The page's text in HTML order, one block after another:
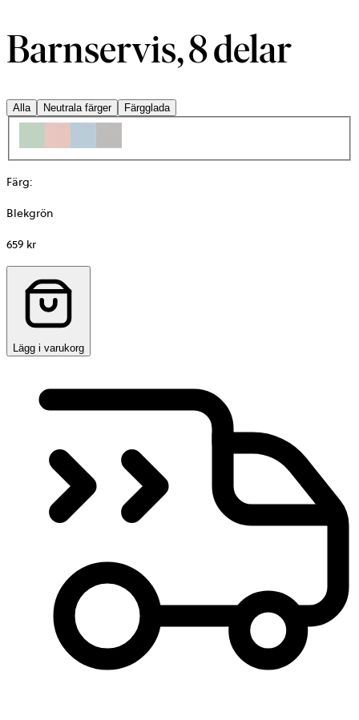
Barnservis, 8 delar
Alla Neutrala färger Färgglada
Färg:
Blekgrön
659 kr
Lägg i varukorg